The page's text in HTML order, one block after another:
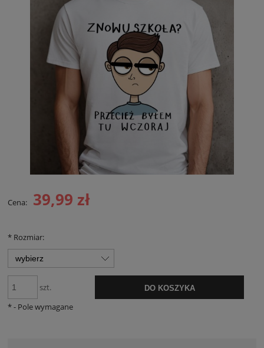
Cena: 39,99 zł
* Rozmiar:
szt. DO KOSZYKA
*- Pole wymagane